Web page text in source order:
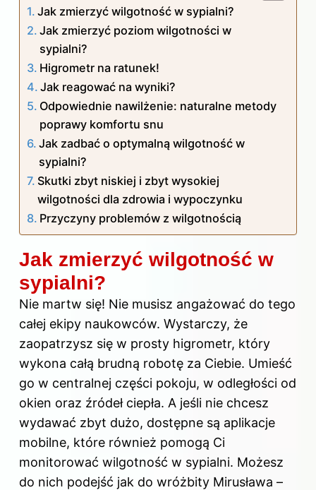
Jak zmierzyć wilgotność w sypialni?
Jak zmierzyć poziom wilgotności w
sypialni?
Higrometr na ratunek!
Jak reagować na wyniki?
Odpowiednie nawilżenie: naturalne metody
poprawy komfortu snu
Jak zadbać o optymalną wilgotność w
sypialni?
Skutki zbyt niskiej i zbyt wysokiej
wilgotności dla zdrowia i wypoczynku
Przyczyny problemów z wilgotnością
Jak zmierzyć wilgotność w
sypialni?
Nie martw się! Nie musisz angażować do tego
całej ekipy naukowców. Wystarczy, że
zaopatrzysz się w prosty higrometr, który
wykona całą brudną robotę za Ciebie. Umieść
go w centralnej części pokoju, w odległości od
okien oraz źródeł ciepła. A jeśli nie chcesz
wydawać zbyt dużo, dostępne są aplikacje
mobilne, które również pomogą Ci
monitorować wilgotność w sypialni. Możesz
do nich podejść jak do wróżbity Mirusława –